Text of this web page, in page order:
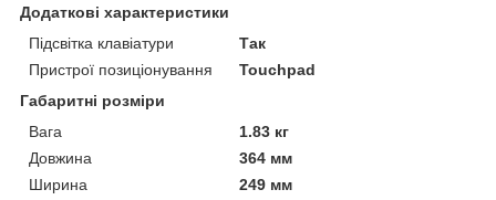
Додаткові характеристики
Підсвітка клавіатури
Так
Пристрої позиціонування
Touchpad
Габаритні розміри
Вага
1.83 кг
Довжина
364 мм
Ширина
249 мм